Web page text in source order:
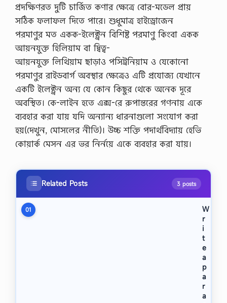
প্রদক্ষিণরত দুটি চার্জিত কণার ক্ষেত্রে বোর-মডেল প্রায়
সঠিক ফলাফল দিতে পারে। শুধুমাত্র হাইড্রোজেন
পরমাণুর মত একক-ইলেক্ট্রন বিশিষ্ট পরমাণু কিংবা একক
আয়নযুক্ত হিলিয়াম বা দ্বিত্ব-
আয়নযুক্ত লিথিয়াম ছাড়াও পসিট্রনিয়াম ও যেকোনো
পরমাণুর রাইডবার্গ অবস্থার ক্ষেত্রেও এটি প্রযোজ্য যেখানে
একটি ইলেক্ট্রন অন্য যে কোন কিছুর থেকে অনেক দূরে
অবস্থিত। কে-লাইন হতে এক্স-রে রুপান্তরের গণনায় একে
ব্যবহার করা যায় যদি অন্যান্য ধারনাগুলো সংযোগ করা
হয়(দেখুন, মোসলের নীতি)। উচ্চ শক্তি পদার্থবিদ্যায় হেভি
কোয়ার্ক মেসন এর ভর নির্নয়ে একে ব্যবহার করা যায়।
Related Posts 3 posts
01
W
r
i
t
e
a
p
a
r
a